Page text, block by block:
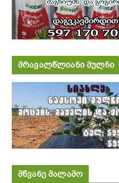
მრავალწლიანი მულჩი
მწვანე მალამო